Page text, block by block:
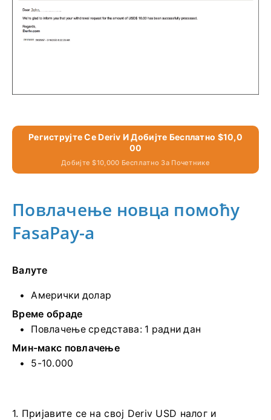
Региструјте Се Deriv И Добијте Бесплатно $10,0
00
Добијте $10,000 Бесплатно За Почетнике
Повлачење новца помоћу
FasaPay-а
Валуте
Амерички долар
Време обраде
Повлачење средстава: 1 радни дан
Мин-макс повлачење
5-10.000
1. Пријавите се на свој Deriv USD налог и